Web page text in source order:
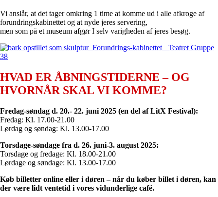
Vi anslår, at det tager omkring 1 time at komme ud i alle afkroge af
forundringskabinettet og at nyde jeres servering,
men som på et museum afgør I selv varigheden af jeres besøg.
HVAD ER ÅBNINGSTIDERNE – OG
HVORNÅR SKAL VI KOMME?
Fredag-søndag d. 20.- 22. juni 2025 (en del af LitX Festival):
Fredag: Kl. 17.00-21.00
Lørdag og søndag: Kl. 13.00-17.00
Torsdage-søndage fra d. 26. juni-3. august 2025:
Torsdage og fredage: Kl. 18.00-21.00
Lørdage og søndage: Kl. 13.00-17.00
Køb billetter online eller i døren – når du køber billet i døren, kan
der være lidt ventetid i vores vidunderlige café.